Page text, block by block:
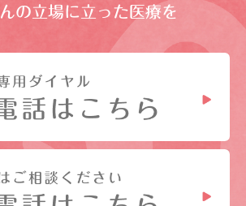
の立場に立った医療を